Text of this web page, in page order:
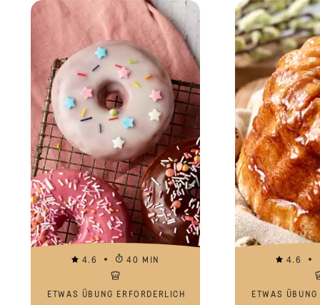
4.6 40 MIN
ETWAS ÜBUNG ERFORDERLICH
4.6
ETWAS